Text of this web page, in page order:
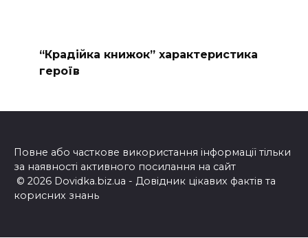
“Крадійка книжок” характеристика
героїв
Повне або часткове використання інформації тільки
за наявності активного посилання на сайт
© 2026 Dovidka.biz.ua - Довідник цікавих фактів та
корисних знань